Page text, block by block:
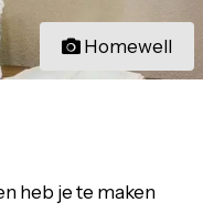
Homewell
heb je te maken